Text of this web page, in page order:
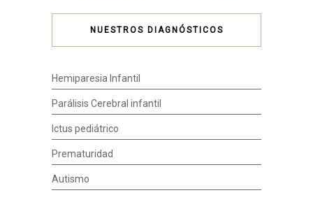
NUESTROS DIAGNÓSTICOS
Hemiparesia Infantil
Parálisis Cerebral infantil
Ictus pediátrico
Prematuridad
Autismo